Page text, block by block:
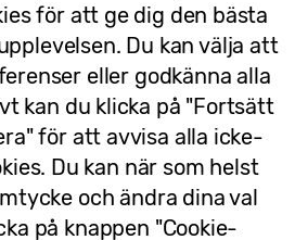
Galaxy Watch6 och Galaxy
jag – dag som natt
för att ge dig den bästa
Du kan välja att
eller godkänna alla
kan du klicka på "Fortsätt
för att avvisa alla icke-
Du kan när som helst
och ändra dina val
på knappen "Cookie-